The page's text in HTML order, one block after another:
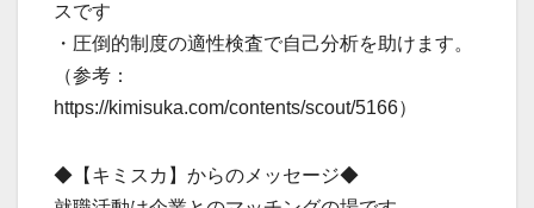
スです
・圧倒的制度の適性検査で自己分析を助けます。
（参考：
https://kimisuka.com/contents/scout/5166）
◆【キミスカ】からのメッセージ◆